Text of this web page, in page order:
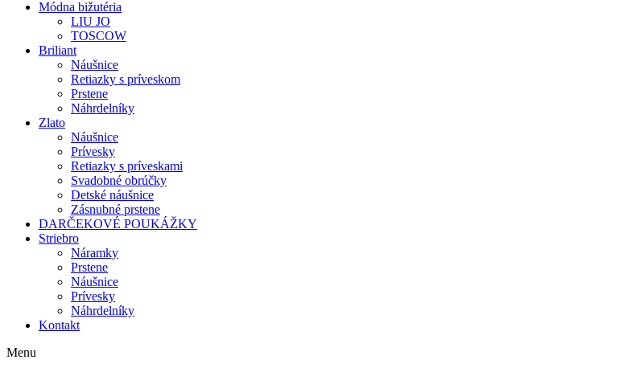
Módna bižutéria
LIU JO
TOSCOW
Briliant
Náušnice
Retiazky s príveskom
Prstene
Náhrdelníky
Zlato
Náušnice
Prívesky
Retiazky s príveskami
Svadobné obrúčky
Detské náušnice
Zásnubné prstene
DARČEKOVÉ POUKÁŽKY
Striebro
Náramky
Prstene
Náušnice
Prívesky
Náhrdelníky
Kontakt
Menu